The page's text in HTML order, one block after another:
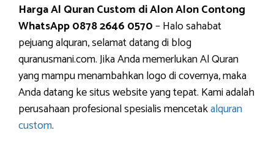
Harga Al Quran Custom di Alon Alon Contong
WhatsApp 0878 2646 0570– Halo sahabat
pejuang alquran, selamat datang di blog
quranusmani.com. Jika Anda memerlukan Al Quran
yang mampu menambahkan logo di covernya, maka
Anda datang ke situs website yang tepat. Kami adalah
perusahaan profesional spesialis mencetakalquran
custom.